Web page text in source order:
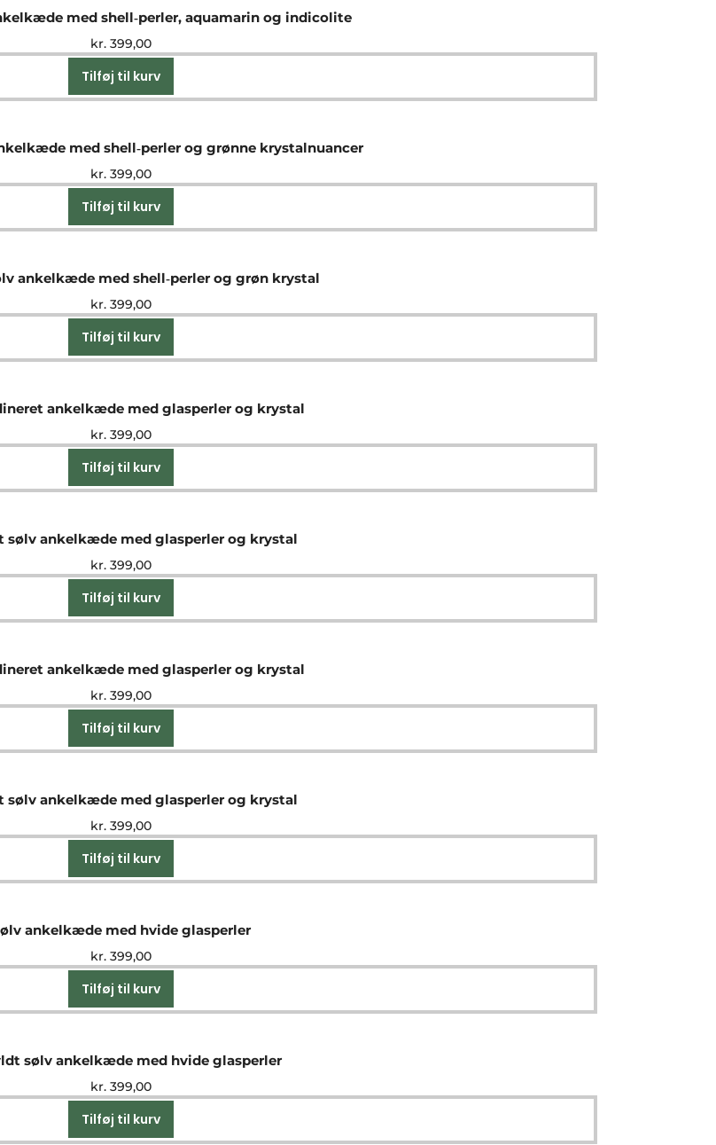
med shell‑perler, aquamarin og indicolite
kr.399,00
Tilføj til kurv
med shell‑perler og grønne krystalnuancer
kr.399,00
Tilføj til kurv
ankelkæde med shell‑perler og grøn krystal
kr.399,00
Tilføj til kurv
ankelkæde med glasperler og krystal
kr.399,00
Tilføj til kurv
sølv ankelkæde med glasperler og krystal
kr.399,00
Tilføj til kurv
ankelkæde med glasperler og krystal
kr.399,00
Tilføj til kurv
sølv ankelkæde med glasperler og krystal
kr.399,00
Tilføj til kurv
ankelkæde med hvide glasperler
kr.399,00
Tilføj til kurv
sølv ankelkæde med hvide glasperler
kr.399,00
Tilføj til kurv